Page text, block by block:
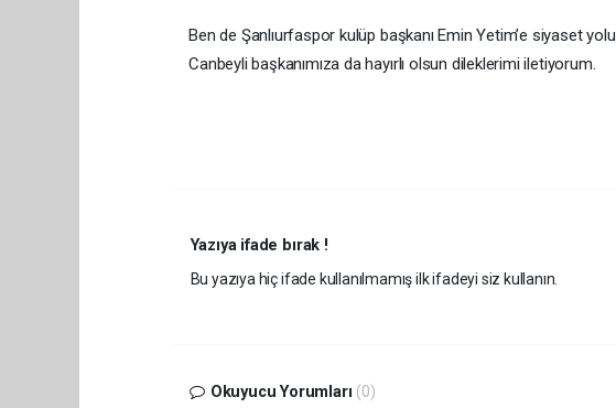
Ben de Şanlıurfaspor kulüp başkanı Emin Yetim’e siyaset
Canbeyli başkanımıza da hayırlı olsun dileklerimi iletiyorum.
Yazıya ifade bırak !
Bu yazıya hiç ifade kullanılmamış ilk ifadeyi siz kullanın.
Okuyucu Yorumları (0)